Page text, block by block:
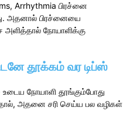
Arrhythmia பிரச்னை
அதனால் பிரச்னையை
அளித்தால் நோயாளிக்கு
தூக்கம் வர டிப்ஸ்
உடைய நோயாளி தூங்கும்போது
அதனை சரி செய்ய பல வழிகள்